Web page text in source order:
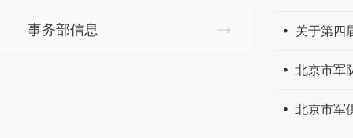
事务部信息 关于第四
北京市军
北京市军